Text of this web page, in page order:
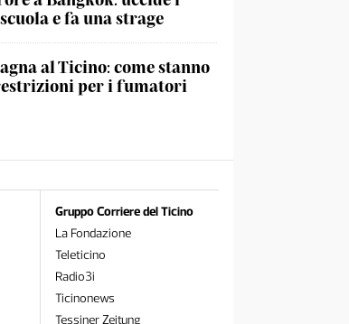
e fa una strage
al Ticino: come stanno
per i fumatori
Gruppo Corriere del Ticino
La Fondazione
Teleticino
Radio3i
Ticinonews
Tessiner Zeitung